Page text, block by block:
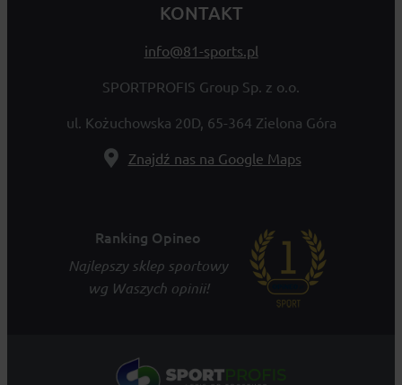
KONTAKT
info@81-sports.pl
SPORTPROFIS Group Sp. z o.o.
ul. Kożuchowska 20D, 65-364 Zielona Góra
Znajdź nas na Google Maps
Ranking Opineo
Najlepszy sklep sportowy
wg Waszych opinii!